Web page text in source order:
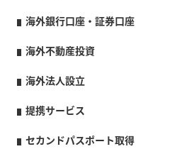
海外銀行口座・証券口座
海外不動産投資
海外法人設立
提携サービス
セカンドパスポート取得